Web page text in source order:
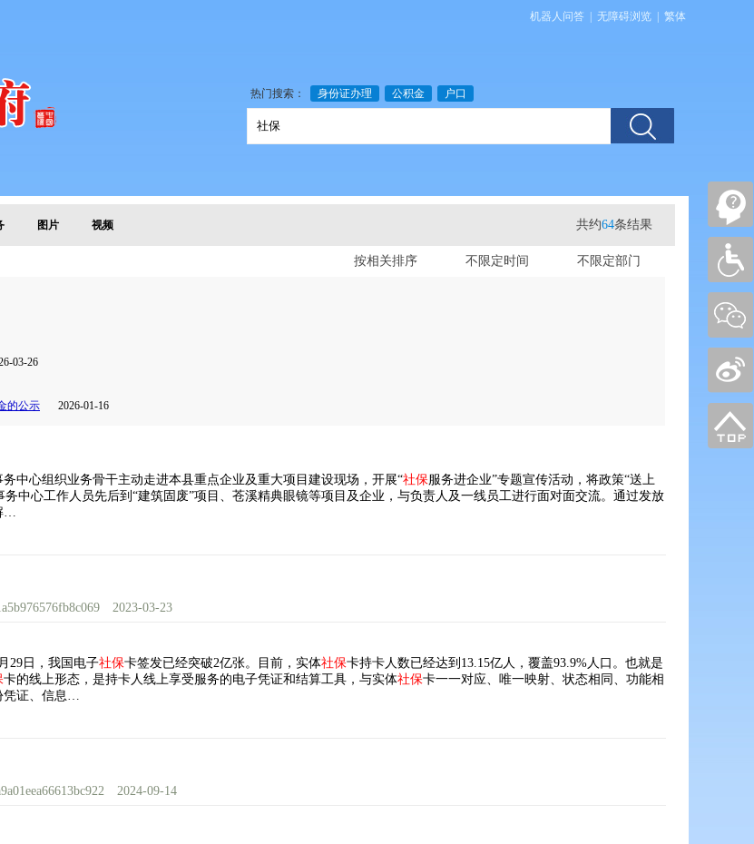
机器人问答 无障碍浏览 繁体
热门搜索： 身份证办理 公积金 户口
图片 视频 共约64条结果
不限定部门
不限定时间
按相关排序
03-26
的公示 2026-01-16
务中心组织业务骨干主动走进本县重点企业及重大项目建设现场，开展“社保服务进企业”专题宣传活动，将政策“送上
务中心工作人员先后到“建筑固废”项目、苍溪精典眼镜等项目及企业，与负责人及一线员工进行面对面交流。通过发放
…
2023-03-23
29日，我国电子社保卡签发已经突破2亿张。目前，实体社保卡持卡人数已经达到13.15亿人，覆盖93.9%人口。也就是
卡的线上形态，是持卡人线上享受服务的电子凭证和结算工具，与实体社保卡一一对应、唯一映射、状态相同、功能相
凭证、信息…
2024-09-14